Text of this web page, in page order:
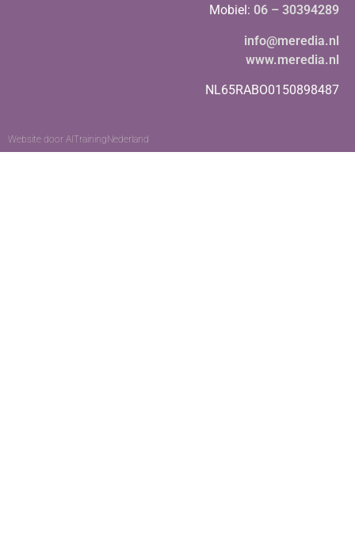
Mobiel: 06 – 30394289
info@meredia.nl
www.meredia.nl
NL65RABO0150898487
Website door AITrainingNederland